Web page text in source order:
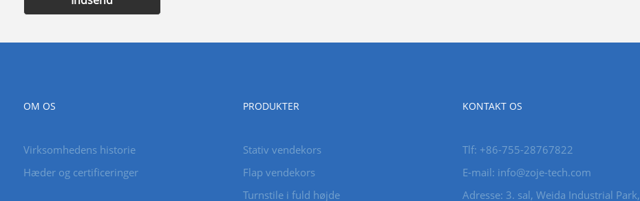
OM OS
Virksomhedens historie
Hæder og certificeringer
PRODUKTER
Stativ vendekors
Flap vendekors
Turnstile i fuld højde
KONTAKT OS
Tlf: +86-755-28767822
E-mail: info@zoje-tech.com
Adresse: 3. sal, Weida Industrial Park,